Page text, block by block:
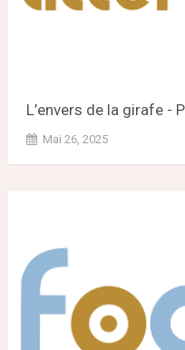
L’envers de la girafe -
Mai 26, 2025